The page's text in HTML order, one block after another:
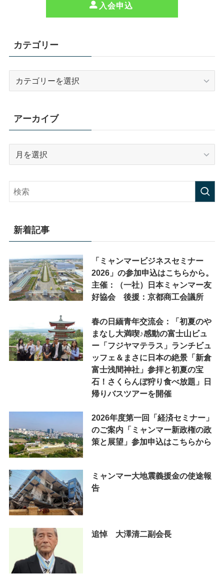
入会申込
カテゴリー
リ
ー
アーカイブ
イ
ブ
新着記事
「ミャンマービジネスセミナー
2026」の参加申込はこちらから。
主催：（一社）日本ミャンマー友
好協会 後援：京都商工会議所
春の日緬青年交流会：「初夏のや
まなし大満喫♪感動の富士山ビュ
ー「フジヤマテラス」ランチビュ
ッフェ＆まさに日本の絶景「新倉
富士浅間神社」参拝と初夏の宝
石！さくらんぼ狩り食べ放題」日
帰りバスツアーを開催
2026年度第一回「経済セミナー」
のご案内「ミャンマー新政権の政
策と展望」参加申込はこちらから
ミャンマー大地震義援金の使途報
告
追悼 大澤清二副会長